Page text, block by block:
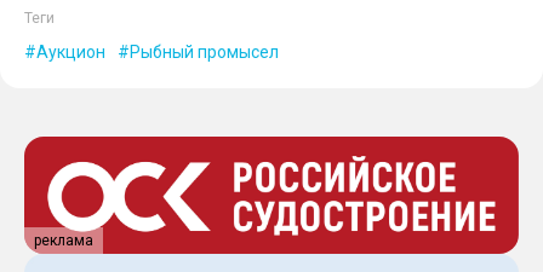
Теги
Аукцион Рыбный промысел
реклама